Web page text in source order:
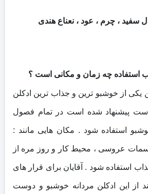
سفید ، چرم ، عود ، نعناع هندی
استفاده چه زمان و مکانی است ؟
یکی از خوشبو ترین و جذاب ترین ادکلن
است پیشنهاد شده است در تمام فصول
استفاده شود . مکان هایی مانند :
عروسی ، محیط کار و روز مره از
استفاده شود . آقایان برای قرار های
از این ادکلن مردانه خوشبو و دوست